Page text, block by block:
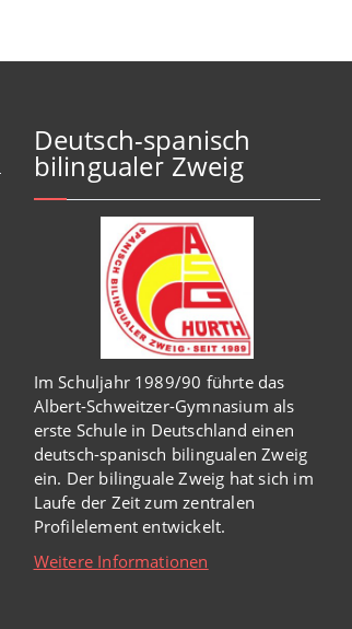
Deutsch-spanisch
bilingualer Zweig
Im Schuljahr 1989/90 führte das
Albert-Schweitzer-Gymnasium als
erste Schule in Deutschland einen
deutsch-spanisch bilingualen Zweig
ein. Der bilinguale Zweig hat sich im
Laufe der Zeit zum zentralen
Profilelement entwickelt.
Weitere Informationen